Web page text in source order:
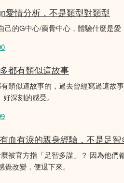
愛情分析，不是類型對類型
己的G中心/薦骨中心，體驗什麼是
都有類似這故事
類似這故事的，過去曾經寫過這故
深刻的感受。
血有淚的親身經驗，不是足智
被官方指「足智多謀」？ 因為他
改變，便退下來。